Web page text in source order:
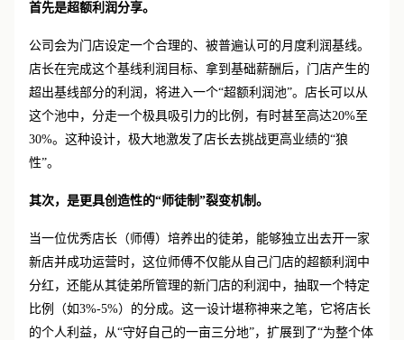
公司会为门店设定一个合理的、被普遍认可的月度利润基线。
店长在完成这个基线利润目标、拿到基础薪酬后，门店产生的
超出基线部分的利润，将进入一个“超额利润池”。店长可以从
这个池中，分走一个极具吸引力的比例，有时甚至高达20%至
30%。这种设计，极大地激发了店长去挑战更高业绩的“狼
当一位优秀店长（师傅）培养出的徒弟，能够独立出去开一家
新店并成功运营时，这位师傅不仅能从自己门店的超额利润中
分红，还能从其徒弟所管理的新门店的利润中，抽取一个特定
比例（如3%-5%）的分成。这一设计堪称神来之笔，它将店长